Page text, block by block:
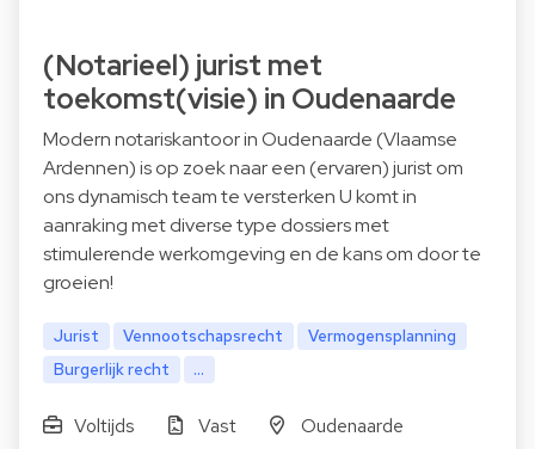
(Notarieel) jurist met
toekomst(visie) in Oudenaarde
Modern notariskantoor in Oudenaarde (Vlaamse
Ardennen) is op zoek naar een (ervaren) jurist om
ons dynamisch team te versterken U komt in
aanraking met diverse type dossiers met
stimulerende werkomgeving en de kans om door te
groeien!
Jurist Vennootschapsrecht
Vermogensplanning
Burgerlijk recht
...
Voltijds Vast
Oudenaarde